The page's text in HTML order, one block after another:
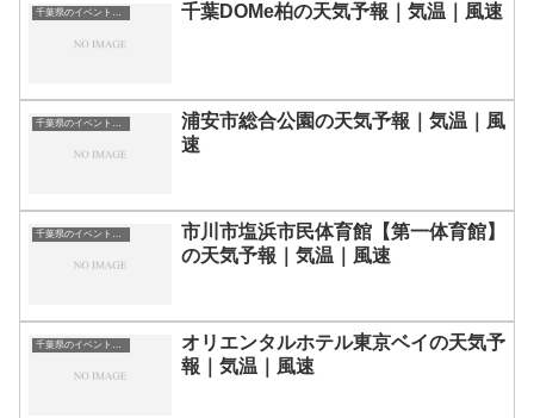
千葉県のイベント会場一覧 千葉DOMe柏の天気予報｜気温｜風速
千葉県のイベント会場一覧
浦安市総合公園の天気予報｜気温｜風
速
千葉県のイベント会場一覧
市川市塩浜市民体育館【第一体育館】
の天気予報｜気温｜風速
千葉県のイベント会場一覧
オリエンタルホテル東京ベイの天気予
報｜気温｜風速